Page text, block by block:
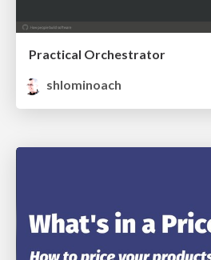
Practical Orchestrator
shlominoach